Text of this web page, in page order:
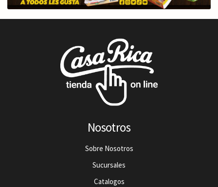
Nosotros
Sobre Nosotros
Sucursales
Catalogos